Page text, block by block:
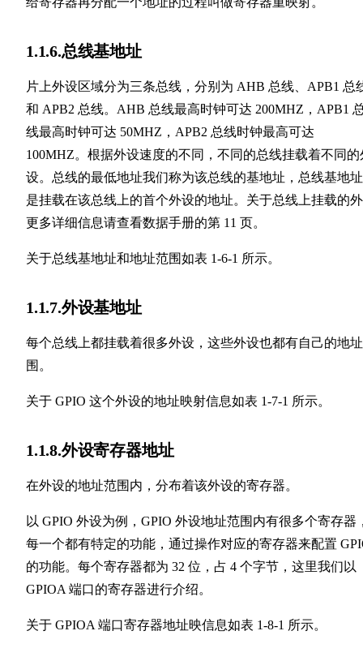
1.1.6.总线基地址
片上外设区域分为三条总线，分别为 AHB 总线、APB1 总
和 APB2 总线。AHB 总线最高时钟可达 200MHZ，APB1
线最高时钟可达 50MHZ，APB2 总线时钟最高可达
100MHZ。根据外设速度的不同，不同的总线挂载着不同的
设。总线的最低地址我们称为该总线的基地址，总线基地
是挂载在该总线上的首个外设的地址。关于总线上挂载的
更多详细信息请查看数据手册的第 11 页。
关于总线基地址和地址范围如表 1-6-1 所示。
1.1.7.外设基地址
每个总线上都挂载着很多外设，这些外设也都有自己的地
围。
关于 GPIO 这个外设的地址映射信息如表 1-7-1 所示。
1.1.8.外设寄存器地址
在外设的地址范围内，分布着该外设的寄存器。
以 GPIO 外设为例，GPIO 外设地址范围内有很多个寄存器
每一个都有特定的功能，通过操作对应的寄存器来配置
的功能。每个寄存器都为 32 位，占 4 个字节，这里我们以
GPIOA 端口的寄存器进行介绍。
关于 GPIOA 端口寄存器地址映信息如表 1-8-1 所示。